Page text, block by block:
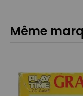
Même